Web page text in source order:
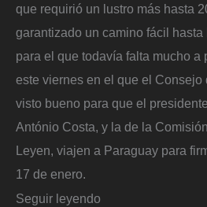
que requirió un lustro más hasta
garantizado un camino fácil
para el que todavía falta mucho a
este viernes en el que el Consejo
visto bueno para que el
António Costa, y la de la
Leyen, viajen a Paraguay para
17 de enero.
Seguir leyendo